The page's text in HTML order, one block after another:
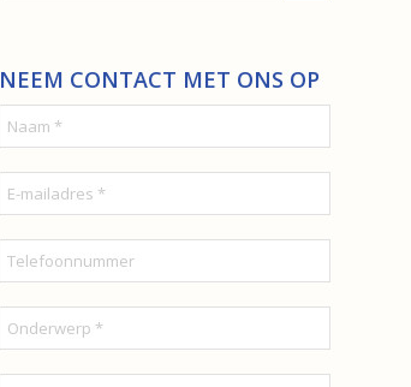
NEEM CONTACT MET ONS OP